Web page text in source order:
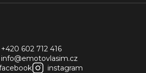
+420 602 712 416
info@emotovlasim.cz
instagram